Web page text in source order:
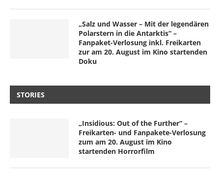
„Salz und Wasser – Mit der legendären
Polarstern in die Antarktis“ –
Fanpaket-Verlosung inkl. Freikarten
zur am 20. August im Kino startenden
Doku
STORIES
„Insidious: Out of the Further“ –
Freikarten- und Fanpakete-Verlosung
zum am 20. August im Kino
startenden Horrorfilm